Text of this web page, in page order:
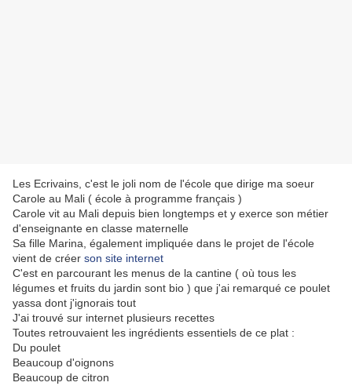
Les Ecrivains, c'est le joli nom de l'école que dirige ma soeur
Carole au Mali ( école à programme français )
Carole vit au Mali depuis bien longtemps et y exerce son métier
d'enseignante en classe maternelle
Sa fille Marina, également impliquée dans le projet de l'école
vient de créer son site internet
C'est en parcourant les menus de la cantine ( où tous les
légumes et fruits du jardin sont bio ) que j'ai remarqué ce poulet
yassa dont j'ignorais tout
J'ai trouvé sur internet plusieurs recettes
Toutes retrouvaient les ingrédients essentiels de ce plat :
Du poulet
Beaucoup d'oignons
Beaucoup de citron